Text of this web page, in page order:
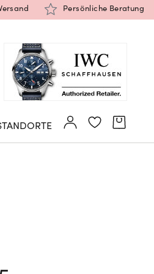
Persönliche Beratung